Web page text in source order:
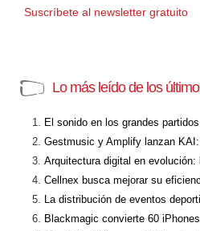
Suscríbete al newsletter gratuito
Lo más leído de los
El sonido en los grandes
Gestmusic y Amplify lanzan
Arquitectura digital en
Cellnex busca mejorar su
La distribución de eventos
Blackmagic convierte 60